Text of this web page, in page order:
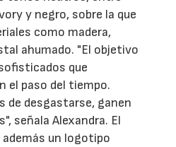
y negro, sobre la que
como madera,
ahumado. "El objetivo
que
el paso del tiempo.
de desgastarse, ganen
señala Alexandra. El
un logotipo